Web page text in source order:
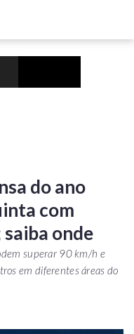
do ano
com
onde
superar 90 km/h e
em diferentes áreas do